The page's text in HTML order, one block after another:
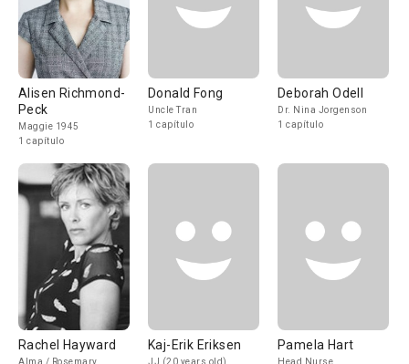
Alisen Richmond-
Peck
Maggie 1945
1 capítulo
Donald Fong
Uncle Tran
1 capítulo
Deborah Odell
Dr. Nina Jorgenson
1 capítulo
Rachel Hayward
Alma / Rosemary
Kaj-Erik Eriksen
JJ (20 years old)
Pamela Hart
Head Nurse